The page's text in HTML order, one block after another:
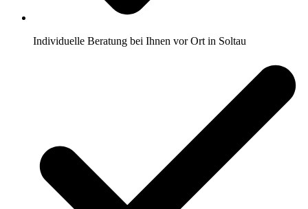
Individuelle Beratung bei Ihnen vor Ort in Soltau